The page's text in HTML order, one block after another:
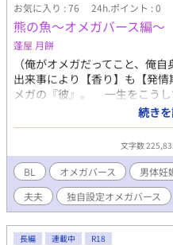
お気に入り : 76 24h.ポイント : 0
熊の魚〜オメガバース編〜
蓬屋 月餅
（俺がオメガだってこと、俺
出来事により【香り】も【発
メガの『彼』。 一生をこうし
彼は、ある日何故か目を惹か
世話を焼かれるうち、いつし
っていく彼。 （あぁっ！もう
っていつの間にかこんなにも
ルファかベータか、それともオ
いく彼は、ある日突然忘れ去
す。 「え…これ、俺の…」 ※こ
編です。 ※第3話に暴力的なシ
意ください。
続き
文字数
BL オメガバース 男体妊
夫夫
独自設定オメガバース
長編 連載中 R18